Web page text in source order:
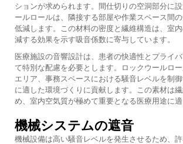
ションが求められます。間仕切りの空洞部分に
ールロールは、隣接する部屋や作業スペース間
低減します。この材料の密度と繊維構造は、室
減する効果を示す吸音係数に寄与しています。
医療施設の音響設計は、患者の快適性とプライ
て特別な配慮を必要とします。ロックウールロ
エリア、事務スペースにおける騒音レベルを制
に適した環境づくりに貢献します。この素材は
め、室内空気質が極めて重要となる医療用途に適
機械システムの遮音
機械設備は高い騒音レベルを発生させるため、